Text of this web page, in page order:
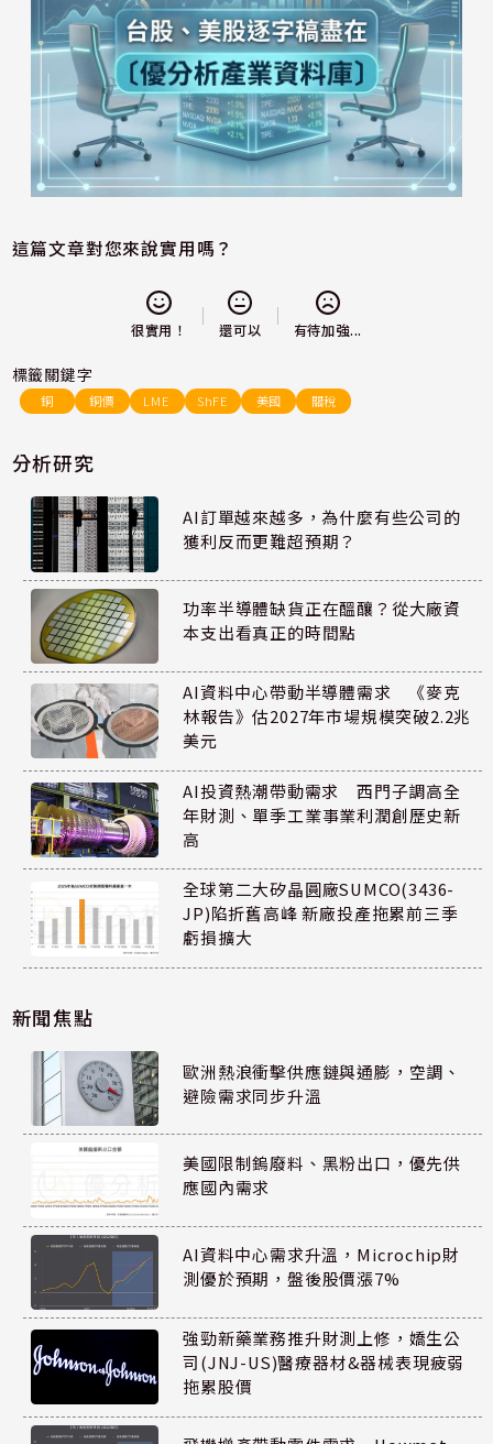
這篇文章對您來說實用嗎？
很實用！ 還可以 有待加強...
標籤關鍵字
銅 銅價 LME ShFE 美國 關稅
分析研究
AI訂單越來越多，為什麼有些公司的
獲利反而更難超預期？
功率半導體缺貨正在醞釀？從大廠資
本支出看真正的時間點
AI資料中心帶動半導體需求 《麥克
林報告》估2027年市場規模突破2.2兆
美元
AI投資熱潮帶動需求 西門子調高全
年財測、單季工業事業利潤創歷史新
高
全球第二大矽晶圓廠SUMCO(3436-
JP)陷折舊高峰 新廠投產拖累前三季
虧損擴大
新聞焦點
歐洲熱浪衝擊供應鏈與通膨，空調、
避險需求同步升溫
美國限制鎢廢料、黑粉出口，優先供
應國內需求
AI資料中心需求升溫，Microchip財
測優於預期，盤後股價漲7%
強勁新藥業務推升財測上修，嬌生公
司(JNJ-US)醫療器材&器械表現疲弱
拖累股價